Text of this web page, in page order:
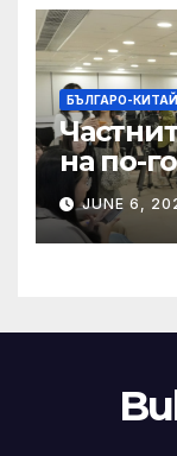
БЪЛГАРО-
на по-
JUNE 6,